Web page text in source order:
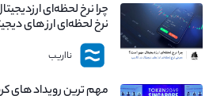
چرا نرخ لحظه‌ای
نرخ لحظه‌ای ارز های
نااریب